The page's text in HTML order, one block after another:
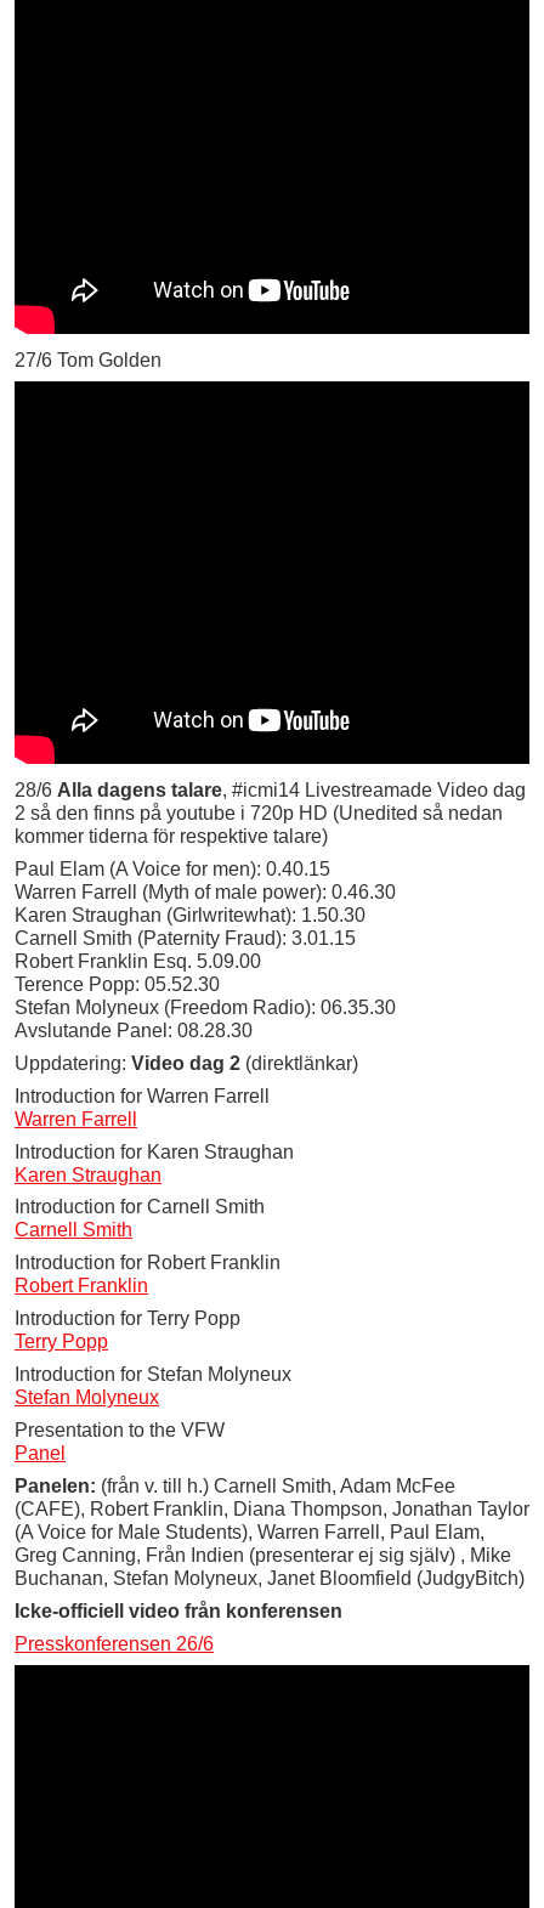
27/6 Tom Golden
28/6 Alla dagens talare, #icmi14 Livestreamade Video dag
2 så den finns på youtube i 720p HD (Unedited så nedan
kommer tiderna för respektive talare)
Paul Elam (A Voice for men): 0.40.15
Warren Farrell (Myth of male power): 0.46.30
Karen Straughan (Girlwritewhat): 1.50.30
Carnell Smith (Paternity Fraud): 3.01.15
Robert Franklin Esq. 5.09.00
Terence Popp: 05.52.30
Stefan Molyneux (Freedom Radio): 06.35.30
Avslutande Panel: 08.28.30
Uppdatering: Video dag 2 (direktlänkar)
Introduction for Warren Farrell
Warren Farrell
Introduction for Karen Straughan
Karen Straughan
Introduction for Carnell Smith
Carnell Smith
Introduction for Robert Franklin
Robert Franklin
Introduction for Terry Popp
Terry Popp
Introduction for Stefan Molyneux
Stefan Molyneux
Presentation to the VFW
Panel
Panelen: (från v. till h.) Carnell Smith, Adam McFee
(CAFE), Robert Franklin, Diana Thompson, Jonathan Taylor
(A Voice for Male Students), Warren Farrell, Paul Elam,
Greg Canning, Från Indien (presenterar ej sig själv) , Mike
Buchanan, Stefan Molyneux, Janet Bloomfield (JudgyBitch)
Icke-officiell video från konferensen
Presskonferensen 26/6